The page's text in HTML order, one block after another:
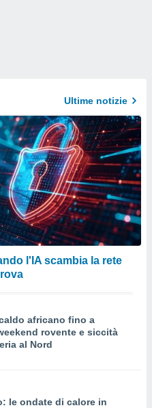
Ultime notizie
l'IA scambia la rete
africano fino a
rovente e siccità
al Nord
le ondate di calore in